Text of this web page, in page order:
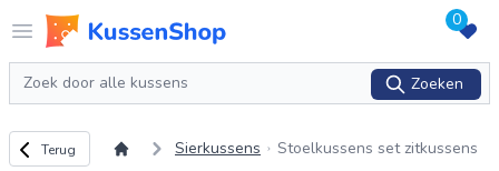
Open menu
Logo www.kussenshop.nl 0
Zoeken
Zoeken
Terug naar overzicht
Terug Sierkussens
Stoelkussens set zitkussens